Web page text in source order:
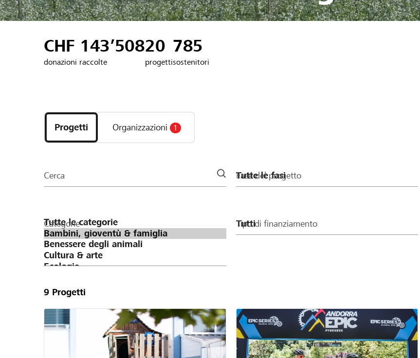
CHF 143’508
donazioni raccolte
20
progetti
785
sostenitori
i
progetti
e
della
Progetti Organizzazioni 1
Cerca Fase del progetto
Categorie Tipo di finanziamento
9 Progetti